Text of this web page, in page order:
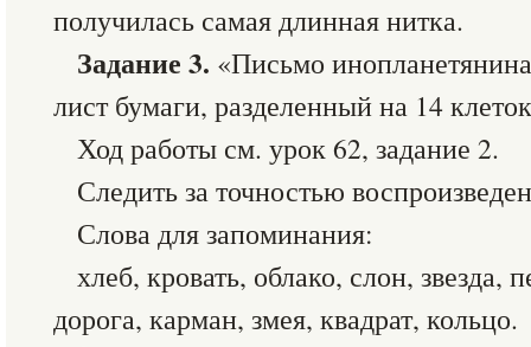
получилась самая длинная нитка.
Задание 3. «Письмо
лист бумаги, разделенный на 14
Ход работы см. урок 62, задание 2.
Следить за точностью
Слова для запоминания:
хлеб, кровать, облако, слон, звезда,
дорога, карман, змея, квадрат, кольцо.